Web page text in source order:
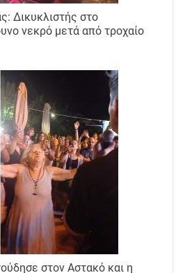
Δικυκλιστής στο
νεκρό μετά από τροχαίο
στον Αστακό και η